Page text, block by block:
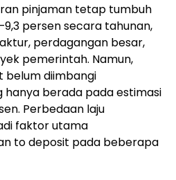
pinjaman tetap tumbuh
persen secara tahunan,
perdagangan besar,
pemerintah. Namun,
diimbangi
hanya berada pada estimasi
Perbedaan laju
faktor utama
to deposit pada beberapa